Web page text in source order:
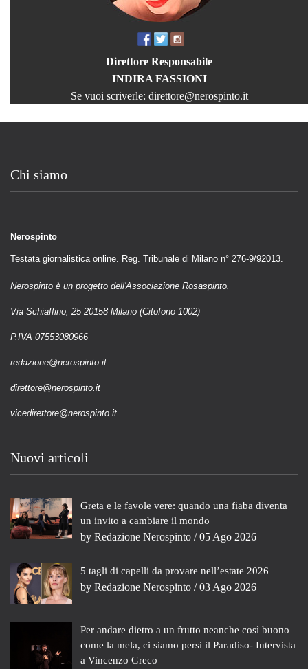
Direttore Responsabile
INDIRA FASSIONI
Se vuoi scriverle: direttore@nerospinto.it
Chi siamo
Nerospinto
Testata giornalistica online. Reg. Tribunale di Milano n° 276-9/92013.
Nerospinto è un progetto dell'Associazione Rosaspinto.
Via Schiaffino, 25 20158 Milano (Citofono 1002)
P.IVA 07553080966
redazione@nerospinto.it
direttore@nerospinto.it
vicedirettore@nerospinto.it
Nuovi articoli
Greta e le favole vere: quando una fiaba diventa
un invito a cambiare il mondo
by Redazione Nerospinto / 05 Ago 2026
5 tagli di capelli da provare nell’estate 2026
by Redazione Nerospinto / 03 Ago 2026
Per andare dietro a un frutto neanche così buono
come la mela, ci siamo persi il Paradiso- Intervista
a Vincenzo Greco